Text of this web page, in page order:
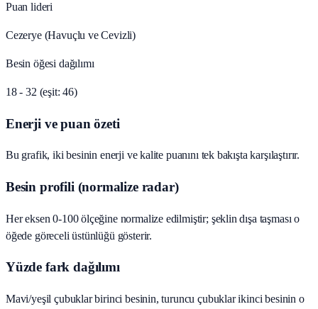
Puan lideri
Cezerye (Havuçlu ve Cevizli)
Besin öğesi dağılımı
18 - 32 (eşit: 46)
Enerji ve puan özeti
Bu grafik, iki besinin enerji ve kalite puanını tek bakışta karşılaştırır.
Besin profili (normalize radar)
Her eksen 0-100 ölçeğine normalize edilmiştir; şeklin dışa taşması o
öğede göreceli üstünlüğü gösterir.
Yüzde fark dağılımı
Mavi/yeşil çubuklar birinci besinin, turuncu çubuklar ikinci besinin o